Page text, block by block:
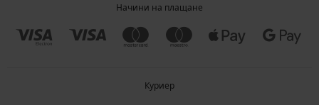
Начини на плащане
Куриер